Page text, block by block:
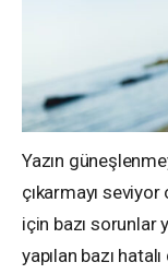
Yazın
çıkarmayı
için bazı sorunlar
yapılan bazı